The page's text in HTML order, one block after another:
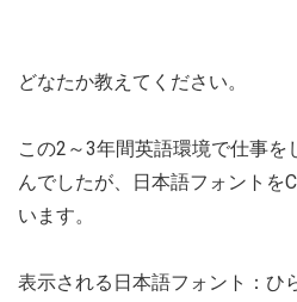
どなたか教えてください。
この2～3年間英語環境で仕事
んでしたが、日本語フォントを
います。
表示される日本語フォント：ひ